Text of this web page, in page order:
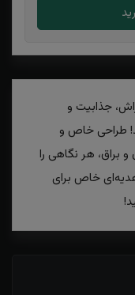
جذابیت و
طراحی خاص و
براق، هر نگاهی را
خاص برای